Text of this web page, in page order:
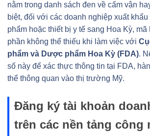
nằm trong danh sách đen về cấm vận
biệt, đối với các doanh nghiệp xuất
phẩm hoặc thiết bị y tế sang Hoa Kỳ,
phần không thể thiếu khi làm việc với
phẩm và Dược phẩm Hoa Kỳ (FDA).
số này để xác thực thông tin tại FDA,
thể thông quan vào thị trường Mỹ.
Đăng ký tài khoản
trên các nền tảng công